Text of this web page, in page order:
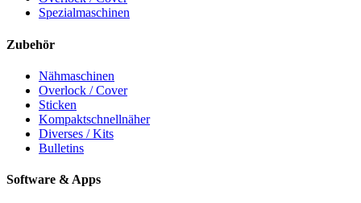
Spezialmaschinen
Zubehör
Nähmaschinen
Overlock / Cover
Sticken
Kompaktschnellnäher
Diverses / Kits
Bulletins
Software & Apps